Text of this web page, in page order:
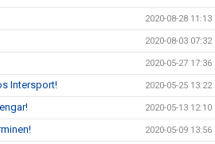
2020-08-28 11:13
2020-08-03 07:32
2020-05-27 17:36
Intersport! 2020-05-25 13:22
2020-05-13 12:10
2020-05-09 13:56